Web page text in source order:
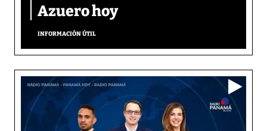
Azuero hoy
INFORMACIÓN ÚTIL